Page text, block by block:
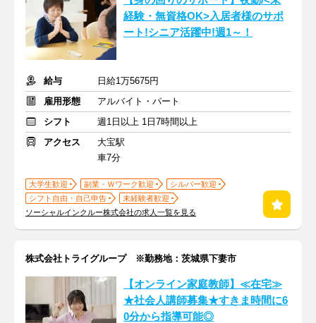
経験・無資格OK>入居者様のサポ
ート!シニア活躍中!週1～！
給与
日給1万5675円
雇用形態
アルバイト・パート
シフト
週1日以上 1日7時間以上
アクセス
大宝駅
車7分
大学生歓迎 副業・Ｗワーク歓迎
シルバー歓迎
シフト自由・自己申告
未経験者歓迎
ソーシャルインクルー株式会社の求人一覧を見る
株式会社トライグループ ※勤務地：茨城県下妻市
【オンライン家庭教師】≪在宅≫
★社会人講師募集★すきま時間に6
0分から指導可能◎